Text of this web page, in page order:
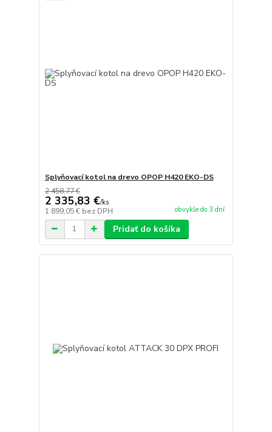
Splyňovací kotol na drevo OPOP H420 EKO-DS
2 458,77 €
2 335,83 €/ks
1 899,05 € bez DPH obvykle do 3 dní
Pridať do košíka